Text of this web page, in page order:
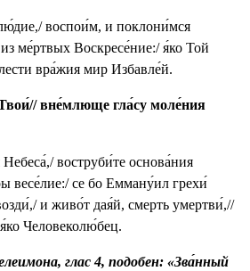
воспои́м, и поклони́мся
ме́ртвых Воскресе́ние:/ я́ко Той
вра́жия мир Избавле́й.
вне́млюще гла́су моле́ния
Небеса́,/ воструби́те основа́ния
весе́лие:/ се бо Емману́ил грехи́
и живо́т дая́й, смерть умертви́,//
Человеколю́бец.
глас 4, подобен: «Зва́нный